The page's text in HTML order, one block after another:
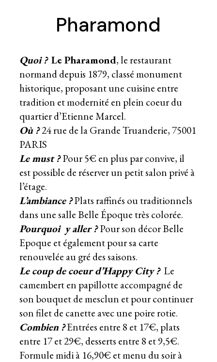
Pharamond
Quoi ? Le Pharamond, le restaurant
normand depuis 1879, classé monument
historique, proposant une cuisine entre
tradition et modernité en plein coeur du
quartier d’Etienne Marcel.
Où ?24 rue de la Grande Truanderie, 75001
PARIS
Le must ?Pour 5€ en plus par convive, il
est possible de réserver un petit salon privé à
l’étage.
L’ambiance ?Plats raffinés ou traditionnels
dans une salle Belle Époque très colorée.
Pourquoi y aller ?Pour son décor Belle
Epoque et également pour sa carte
renouvelée au gré des saisons.
Le coup de coeur d’Happy City ?Le
camembert en papillotte accompagné de
son bouquet de mesclun et pour continuer
son filet de canette avec une poire rotie.
Combien ?Entrées entre 8 et 17€, plats
entre 17 et 29€, desserts entre 8 et 9,5€.
Formule midi à 16,90€ et menu du soir à